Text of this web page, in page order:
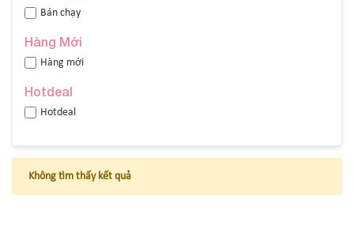
Bán chạy
Hàng Mới
Hàng mới
Hotdeal
Hotdeal
Không tìm thấy kết quả